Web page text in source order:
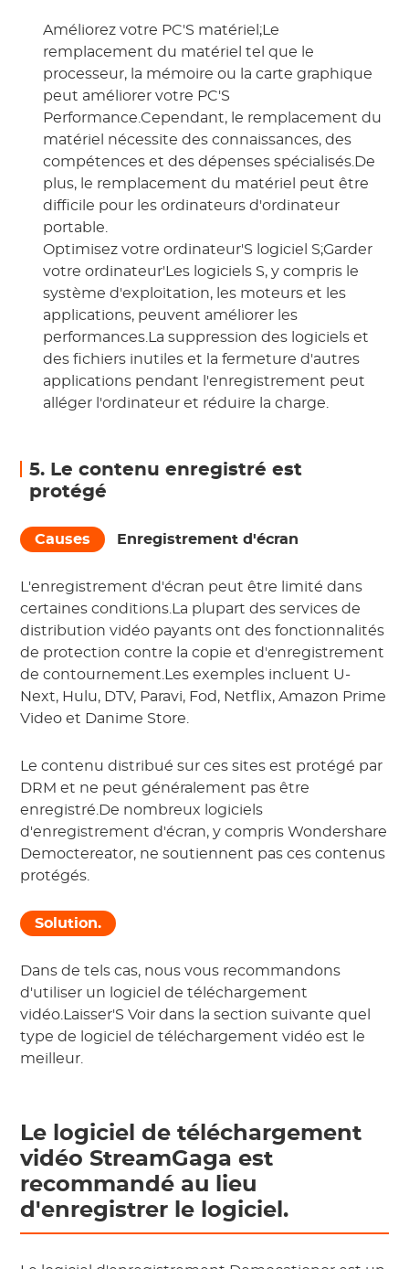
Améliorez votre PC'S matériel;Le
remplacement du matériel tel que le
processeur, la mémoire ou la carte graphique
peut améliorer votre PC'S
Performance.Cependant, le remplacement du
matériel nécessite des connaissances, des
compétences et des dépenses spécialisés.De
plus, le remplacement du matériel peut être
difficile pour les ordinateurs d'ordinateur
portable.
Optimisez votre ordinateur'S logiciel S;Garder
votre ordinateur'Les logiciels S, y compris le
système d'exploitation, les moteurs et les
applications, peuvent améliorer les
performances.La suppression des logiciels et
des fichiers inutiles et la fermeture d'autres
applications pendant l'enregistrement peut
alléger l'ordinateur et réduire la charge.
5. Le contenu enregistré est
protégé
Causes Enregistrement d'écran
L'enregistrement d'écran peut être limité dans
certaines conditions.La plupart des services de
distribution vidéo payants ont des fonctionnalités
de protection contre la copie et d'enregistrement
de contournement.Les exemples incluent U-
Next, Hulu, DTV, Paravi, Fod, Netflix, Amazon Prime
Video et Danime Store.
Le contenu distribué sur ces sites est protégé par
DRM et ne peut généralement pas être
enregistré.De nombreux logiciels
d'enregistrement d'écran, y compris Wondershare
Democtereator, ne soutiennent pas ces contenus
protégés.
Solution.
Dans de tels cas, nous vous recommandons
d'utiliser un logiciel de téléchargement
vidéo.Laisser'S Voir dans la section suivante quel
type de logiciel de téléchargement vidéo est le
meilleur.
Le logiciel de téléchargement
vidéo StreamGaga est
recommandé au lieu
d'enregistrer le logiciel.